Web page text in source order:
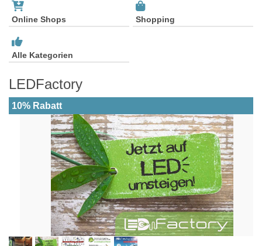
Online Shops Shopping
Alle Kategorien
LEDFactory
10% Rabatt